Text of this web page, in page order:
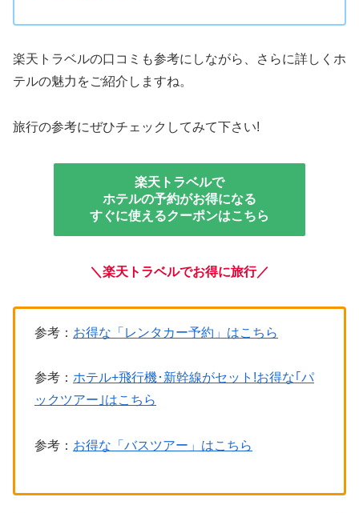
楽天トラベルの口コミも参考にしながら、さらに詳しくホ
テルの魅力をご紹介しますね。
旅行の参考にぜひチェックしてみて下さい!
楽天トラベルで
ホテルの予約がお得になる
すぐに使えるクーポンはこちら
＼ 楽天トラベルでお得に旅行／
参考： お得な「レンタカー予約」はこちら
参考： ホテル+飛行機･新幹線がセット!お得な｢パ
ックツアー｣はこちら
参考： お得な「バスツアー」はこちら